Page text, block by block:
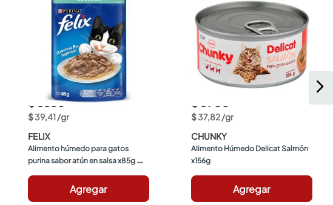
$ 3350
$39,41/gr
FELIX
Alimento húmedo para gatos
purina sabor atún en salsa x85g
Agregar
$ 5900
$37,82/gr
CHUNKY
Alimento Húmedo Delicat Salmón
x156g
Agregar